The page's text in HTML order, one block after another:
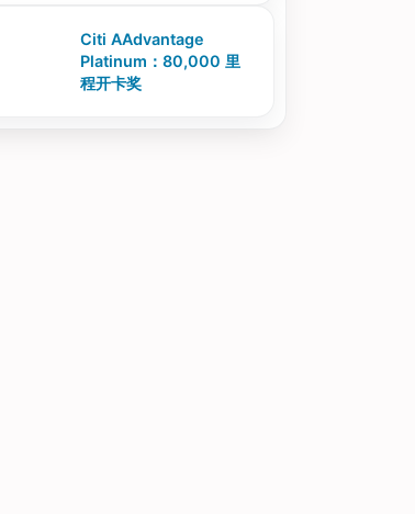
Citi AAdvantage
Platinum：80,000 里
程开卡奖